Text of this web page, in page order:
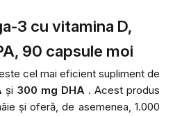
3 cu vitamina D,
90 capsule moi
cel mai eficient supliment de
și 300 mg DHA . Acest produs
și oferă, de asemenea, 1.000